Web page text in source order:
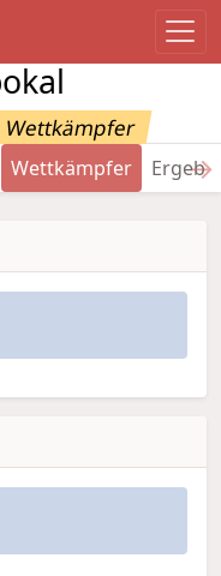
Wettkämpfer
Wettkämpfer →